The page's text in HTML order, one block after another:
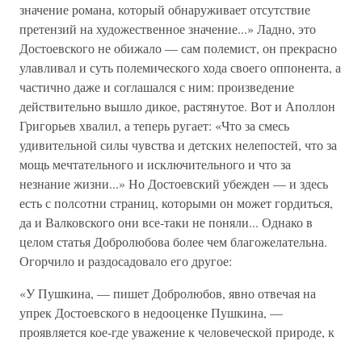
значение романа, который обнаруживает отсутствие
претензий на художественное значение...» Ладно, это
Достоевского не обижало — сам полемист, он прекрасно
улавливал и суть полемического хода своего оппонента, а
частично даже и соглашался с ним: произведение
действительно вышло дикое, растянутое. Вот и Аполлон
Григорьев хвалил, а теперь ругает: «Что за смесь
удивительной силы чувства и детских нелепостей, что за
мощь мечтательного и исключительного и что за
незнание жизни...» Но Достоевский убежден — и здесь
есть с полсотни страниц, которыми он может гордиться,
да и Валковского они все-таки не поняли... Однако в
целом статья Добролюбова более чем благожелательна.
Огорчило и раздосадовало его другое:
«У Пушкина, — пишет Добролюбов, явно отвечая на
упрек Достоевского в недооценке Пушкина, —
проявляется кое-где уважение к человеческой природе, к